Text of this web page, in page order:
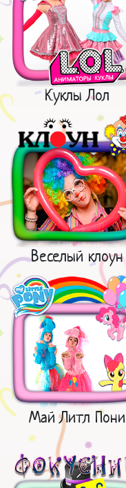
Куклы Лол
Веселый клоун
Май Литл Пони